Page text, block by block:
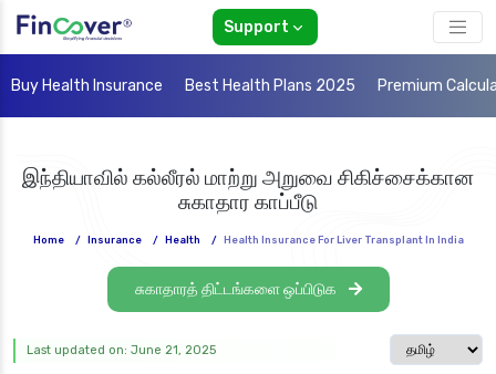
Support
Buy Health Insurance Best Health Plans 2025 Premium
இந்தியாவில் கல்லீரல் மாற்று அறுவை சிகிச்சைக்கான
சுகாதார காப்பீடு
Home / Insurance / Health / Health Insurance For Liver Transplant In India
சுகாதாரத் திட்டங்களை ஒப்பிடுக
Select
Last updated on: June 21, 2025